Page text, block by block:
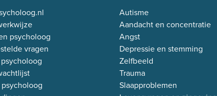
psycholoog
vragen
Autisme
Aandacht en concentratie
Angst
Depressie en stemming
Zelfbeeld
Trauma
Slaapproblemen